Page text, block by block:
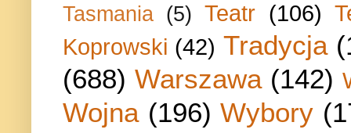
Tasmania (5) Teatr (106)
Koprowski (42) Tradycja
(688) Warszawa (142)
Wojna (196) Wybory